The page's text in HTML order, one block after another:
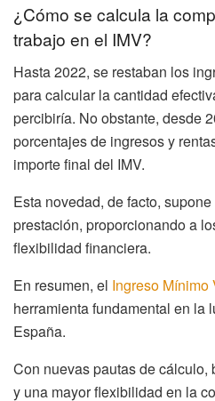
¿Cómo se calcula la
trabajo en el IMV?
Hasta 2022, se restaban los
para calcular la cantidad
percibiría. No obstante, desde
porcentajes de ingresos y
importe final del IMV.
Esta novedad, de facto,
prestación, proporcionando a
flexibilidad financiera.
En resumen, el Ingreso Mínimo
herramienta fundamental en la
España.
Con nuevas pautas de
y una mayor flexibilidad en la